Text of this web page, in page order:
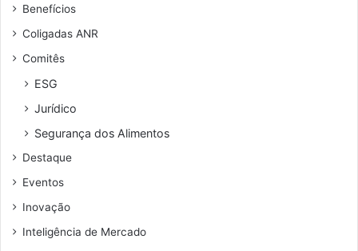
e
n
e
e
e
a
i
Benefícios
Coligadas ANR
Comitês
ESG
Jurídico
Segurança dos Alimentos
Destaque
Eventos
Inovação
Inteligência de Mercado